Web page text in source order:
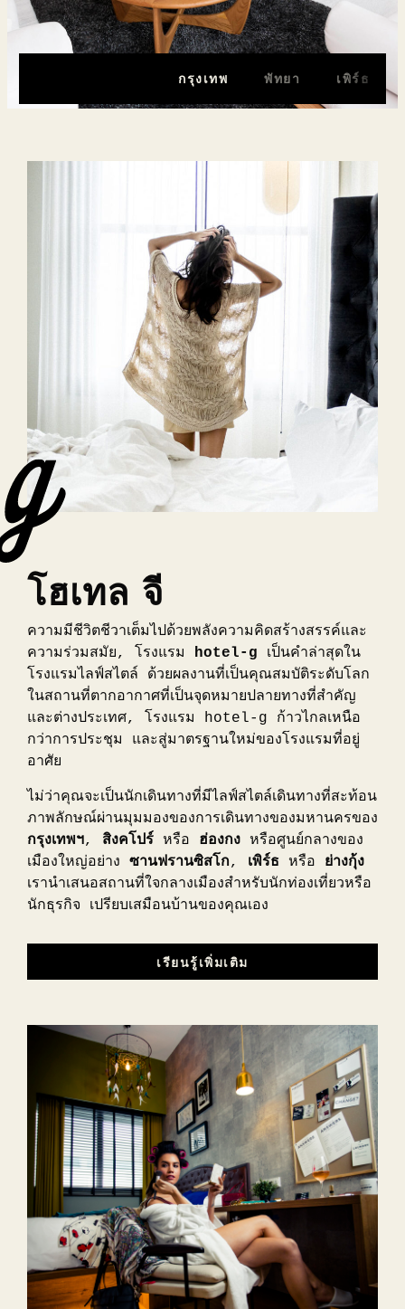
กรุงเทพ พัทยา เพิร์ธ
โฮเทล จี
ความมีชีวิตชีวาเต็มไปด้วยพลังความคิดสร้างสรรค์และ
ความร่วมสมัย, โรงแรม
hotel-g
เป็นคำล่าสุดใน
โรงแรมไลฟ์สไตล์ ด้วยผลงานที่เป็นคุณสมบัติระดับโลก
ในสถานที่ตากอากาศที่เป็นจุดหมายปลายทางที่สำคัญ
และต่างประเทศ, โรงแรม hotel-g ก้าวไกลเหนือ
กว่าการประชุม และสู่มาตรฐานใหม่ของโรงแรมที่อยู่
อาศัย
ไม่ว่าคุณจะเป็นนักเดินทางที่มีไลฟ์สไตล์เดินทางที่สะท้อน
ภาพลักษณ์ผ่านมุมมองของการเดินทางของมหานครของ
กรุงเทพฯ, สิงคโปร์ หรือ ฮ่องกง หรือศูนย์กลางของ
เมืองใหญ่อย่าง ซานฟรานซิสโก, เพิร์ธ หรือ ย่างกุ้ง
เรานำเสนอสถานที่ใจกลางเมืองสำหรับนักท่องเที่ยวหรือ
นักธุรกิจ เปรียบเสมือนบ้านของคุณเอง
เรียนรู้เพิ่มเติม